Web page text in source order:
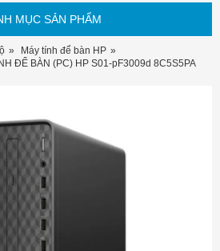
MỤC SẢN PHẨM
Máy tính để bàn HP
ĐỂ BÀN (PC) HP S01-pF3009d 8C5S5PA